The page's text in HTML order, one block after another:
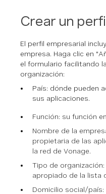
Crear un
El perfil empresarial
empresa. Haga clic en "
el formulario facilitando
organización:
País: dónde pueden
sus aplicaciones.
Función: su función
Nombre de la
propietaria de las
la red de Vonage.
Tipo de
apropiado de la lista
Domicilio social/